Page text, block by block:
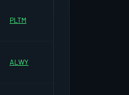
PLTM
ALWY